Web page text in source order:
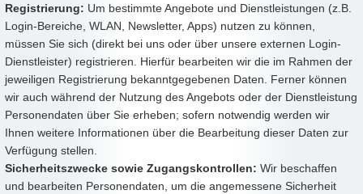
Registrierung: Um bestimmte Angebote und Dienstleistungen (z.B.
Login-Bereiche, WLAN, Newsletter, Apps) nutzen zu können,
müssen Sie sich (direkt bei uns oder über unsere externen Login-
Dienstleister) registrieren. Hierfür bearbeiten wir die im Rahmen der
jeweiligen Registrierung bekanntgegebenen Daten. Ferner können
wir auch während der Nutzung des Angebots oder der Dienstleistung
Personendaten über Sie erheben; sofern notwendig werden wir
Ihnen weitere Informationen über die Bearbeitung dieser Daten zur
Verfügung stellen.
Sicherheitszwecke sowie Zugangskontrollen: Wir beschaffen
und bearbeiten Personendaten, um die angemessene Sicherheit